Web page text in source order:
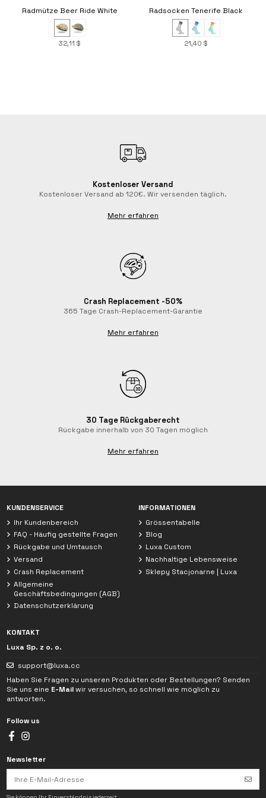
Radmütze Beer Ride White
32,11 $
Radsocken Tenerife Black
21,40 $
Kostenloser Versand
Kostenloser Versand ab 120€. Wir versenden täglich.
Mehr erfahren
Crash Replacement -50%
365 Tage Crash-Replacement-Garantie
Mehr erfahren
30 Tage Rückgaberecht
Rückgabe innerhalb von 30 Tagen möglich
Mehr erfahren
KUNDENSERVICE
Ihr Kundenbereich
FAQ - Häufig gestellte Fragen
Rückgabe und Umtausch
Versand
Crash Replacement
Allgemeine
Geschäftsbedingungen (AGB)
Datenschutzerklärung
INFORMATIONEN
Grössentabelle
Blog
Luxa Custom
Nachhaltige Lebensweise
Sklepy Stacjonarne | Luxa
KONTAKT
Luxa Sp. z o. o.
support@luxa.cc
Haben Sie Fragen zu unseren Produkten oder Bestellungen? Senden
Sie uns eine E-Mailwir versuchen, so schnell wie möglich zu
antworten.
Wir sind derzeit offline
Ich habe dieDatenschutzerklärung
werden ausschließlich zur Bearbeitung meiner Anfrage verwendet.
Follow us
Newsletter